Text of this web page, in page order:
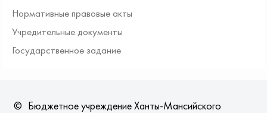
Нормативные правовые акты
Учредительные документы
Государственное задание
© Бюджетное учреждение Ханты-Мансийского